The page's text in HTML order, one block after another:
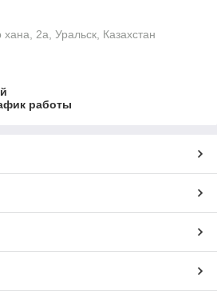
2а, Уральск, Казахстан
работы